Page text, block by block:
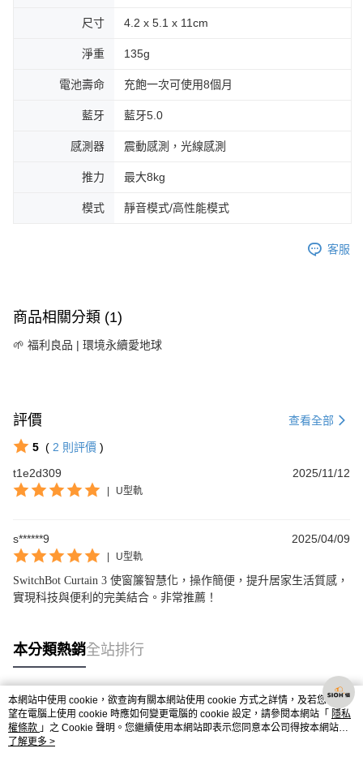
尺寸 4.2 x 5.1 x 11cm
淨重 135g
電池壽命 充飽一次可使用8個月
藍牙 藍牙5.0
感測器 震動感測，光線感測
推力 最大8kg
模式 靜音模式/高性能模式
客服
商品相關分類 (1)
🌱 福利良品 | 環境永續愛地球
評價 查看全部
5 ( 2 則評價 )
t1e2d309
2025/11/12
U型軌
s******9 2025/04/09
U型軌
SwitchBot Curtain 3 使窗簾智慧化，操作簡便，提升居家生活質感，
實現科技與便利的完美結合。非常推薦！
本分類熱銷全站排行
熱門標籤
本網站中使用 cookie，欲查詢有關本網站使用 cookie 方式之詳情，及若您不希
望在電腦上使用 cookie 時應如何變更電腦的 cookie 設定，請參閱本網站「 隱私
權條款 」之 Cookie 聲明。您繼續使用本網站即表示您同意本公司得按本網站使
用條款之 Cookie 聲明使用 cookie。
了解更多 >